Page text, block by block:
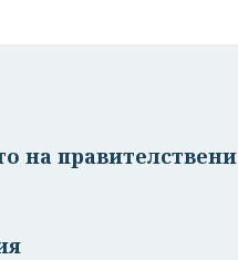
на правителствени